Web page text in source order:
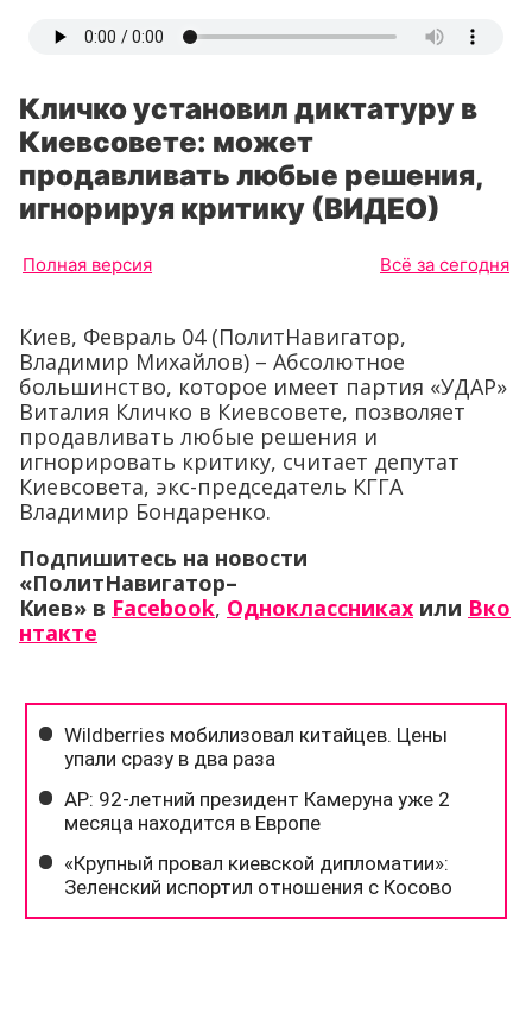
Кличко установил диктатуру в
Киевсовете: может
продавливать любые решения,
игнорируя критику (ВИДЕО)
Полная версия Всё за сегодня
Киев, Февраль 04 (ПолитНавигатор,
Владимир Михайлов) – Абсолютное
большинство, которое имеет партия «УДАР»
Виталия Кличко в Киевсовете, позволяет
продавливать любые решения и
игнорировать критику, считает депутат
Киевсовета, экс-председатель КГГА
Владимир Бондаренко.
Подпишитесь на новости
«ПолитНавигатор–
Киев» в Facebook, Одноклассниках или Вко
нтакте